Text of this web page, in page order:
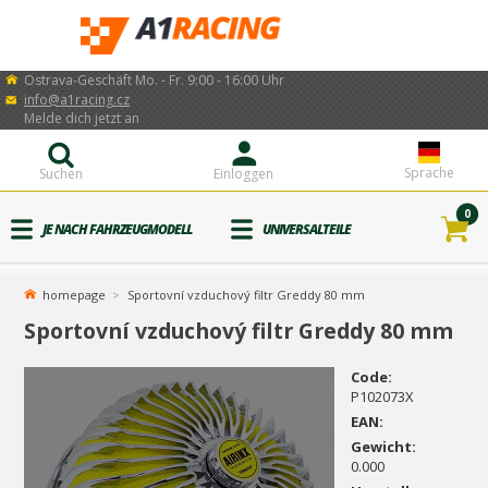
Ostrava-Geschäft Mo. - Fr. 9:00 - 16:00 Uhr
info@a1racing.cz
Sprache
Einloggen
Melde dich jetzt an
Suchen
JE NACH FAHRZEUGMODELL UNIVERSALTEILE
0
homepage Sportovní vzduchový filtr Greddy 80 mm
Sportovní vzduchový filtr Greddy 80 mm
Code:
P102073X
EAN:
Gewicht:
0.000